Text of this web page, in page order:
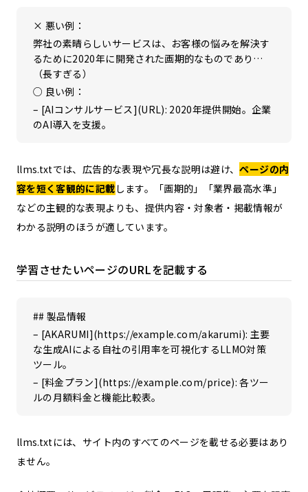
× 悪い例：
弊社の素晴らしいサービスは、お客様の悩みを解決す
るために2020年に開発された画期的なものであり…
（長すぎる）
○ 良い例：
– [AIコンサルサービス](URL): 2020年提供開始。企業
のAI導入を支援。
llms.txtでは、広告的な表現や冗長な説明は避け、ページの内
容を短く客観的に記載 します。「画期的」「業界最高水準」
などの主観的な表現よりも、提供内容・対象者・掲載情報が
わかる説明のほうが適しています。
学習させたいページのURLを記載する
## 製品情報
– [AKARUMI](https://example.com/akarumi): 主要
な生成AIによる自社の引用率を可視化するLLMO対策
ツール。
– [料金プラン](https://example.com/price): 各ツー
ルの月額料金と機能比較表。
llms.txtには、サイト内のすべてのページを載せる必要はあり
ません。